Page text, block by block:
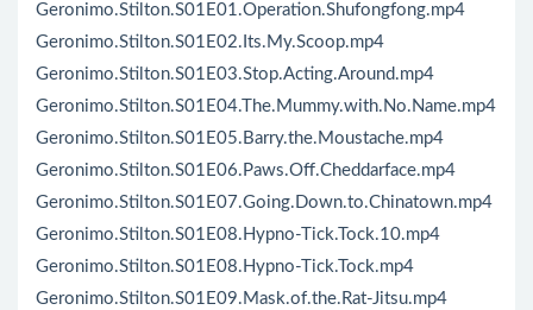
Geronimo.Stilton.S01E01.Operation.Shufongfong.mp4
Geronimo.Stilton.S01E02.Its.My.Scoop.mp4
Geronimo.Stilton.S01E03.Stop.Acting.Around.mp4
Geronimo.Stilton.S01E04.The.Mummy.with.No.Name.mp4
Geronimo.Stilton.S01E05.Barry.the.Moustache.mp4
Geronimo.Stilton.S01E06.Paws.Off.Cheddarface.mp4
Geronimo.Stilton.S01E07.Going.Down.to.Chinatown.mp4
Geronimo.Stilton.S01E08.Hypno-Tick.Tock.10.mp4
Geronimo.Stilton.S01E08.Hypno-Tick.Tock.mp4
Geronimo.Stilton.S01E09.Mask.of.the.Rat-Jitsu.mp4